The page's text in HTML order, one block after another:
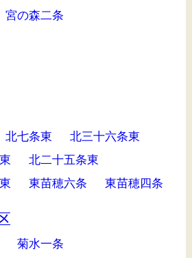
宮の森二条
北七条東
北三十六条東
北二十五条東
東苗穂六条 東苗穂四条
菊水一条